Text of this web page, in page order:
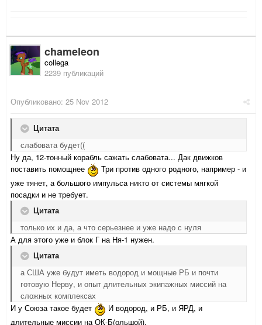
chameleon
collega
2239 публикаций
Опубликовано: 25 Nov 2012
Цитата
слабовата будет((
Ну да, 12-тонный корабль сажать слабовата... Дак движков
поставить помощнее
Три против одного родного, например - и
уже тянет, а большого импульса никто от системы мягкой
посадки и не требует.
Цитата
только их и да, а что серьезнее и уже надо с нуля
А для этого уже и блок Г на Ня-1 нужен.
Цитата
а США уже будут иметь водород и мощные РБ и почти
готовую Нерву, и опыт длительных экипажных миссий на
сложных комплексах
И у Союза такое будет
И водород, и РБ, и ЯРД, и
длительные миссии на ОК-Б(ольшой).